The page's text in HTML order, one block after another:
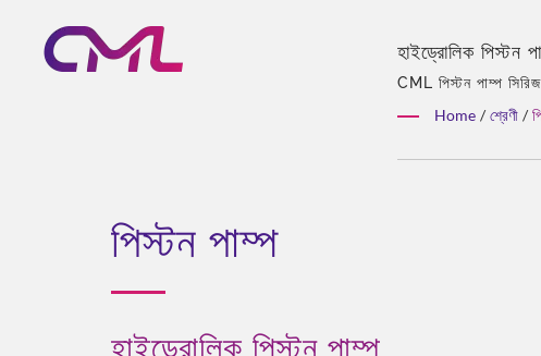
হাইড্রোলিক পিস্টন
REBRAND
CML পিস্টন পাম্প
পাম্প ও ভালভের
কাস্টমাইজেশন, বৈশ্বিক
Home / শ্রেণী /
পিস্টন পাম্প
হাইড্রোলিক পিস্টন পাম্প